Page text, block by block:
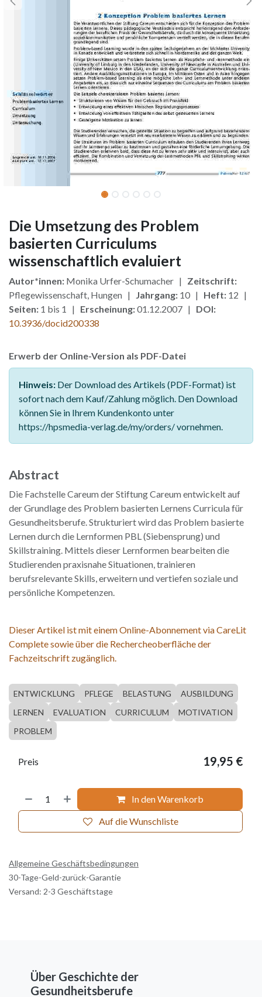
Die Umsetzung des Problem
basierten Curriculums
wissenschaftlich evaluiert
Autor*innen: Monika Urfer-Schumacher | Zeitschrift:
Pflegewissenschaft, Hungen | Jahrgang: 10 | Heft: 12 |
Seiten: 1 bis 1 | Erscheinung:01.12.2007 | DOI:
10.3936/docid200338
Erwerb der Online-Version als PDF-Datei
Hinweis: Der Download des Artikels (PDF-Format) ist
sofort nach dem Kauf/Zahlung möglich. Den Download
können Sie in Ihrem Kundenkonto unter
https://hpsmedia-verlag.de/my/orders/ vornehmen.
Abstract
Die Fachstelle Careum der Stiftung Careum entwickelt auf
der Grundlage des Problem basierten Lernens Curricula für
Gesundheitsberufe. Strukturiert wird das Problem basierte
Lernen durch die Lernformen PBL (Siebensprung) und
Skillstraining. Mittels dieser Lernformen bearbeiten die
Studierenden praxisnahe Situationen, trainieren
berufsrelevante Skills, erweitern und vertiefen soziale und
persönliche Kompetenzen.
Dieser Artikel ist mit einem Online-Abonnement via CareLit
Complete sowie über die Rechercheoberfläche der
Fachzeitschrift zugänglich.
ENTWICKLUNG PFLEGE BELASTUNG
AUSBILDUNG
LERNEN
EVALUATION CURRICULUM
MOTIVATION
PROBLEM
In den Warenkorb
Auf die Wunschliste
Preis 19,95 €
Allgemeine Geschäftsbedingungen
30-Tage-Geld-zurück-Garantie
Versand: 2-3 Geschäftstage
Über Geschichte der
Gesundheitsberufe